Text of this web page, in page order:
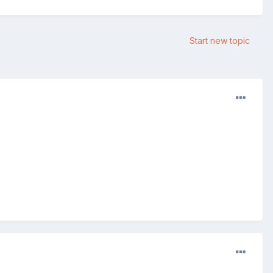
Start new topic